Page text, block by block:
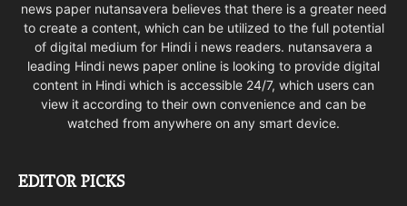
news paper nutansavera believes that there is a greater need
to create a content, which can be utilized to the full potential
of digital medium for Hindi i news readers. nutansavera a
leading Hindi news paper online is looking to provide digital
content in Hindi which is accessible 24/7, which users can
view it according to their own convenience and can be
watched from anywhere on any smart device.
EDITOR PICKS